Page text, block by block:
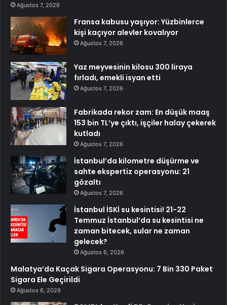
Ağustos 7, 2026
Fransa kabusu yaşıyor: Yüzbinlerce
kişi kaçıyor alevler kovalıyor
Ağustos 7, 2026
Yaz meyvesinin kilosu 300 liraya
fırladı, emekli isyan etti
Ağustos 7, 2026
Fabrikada rekor zam: En düşük maaş
153 bin TL’ye çıktı, işçiler halay çekerek
kutladı
Ağustos 7, 2026
İstanbul’da kilometre düşürme ve
sahte ekspertiz operasyonu: 21
gözaltı
Ağustos 7, 2026
İstanbul İSKİ su kesintisi! 21-22
Temmuz İstanbul’da su kesintisi ne
zaman bitecek, sular ne zaman
gelecek?
Ağustos 6, 2026
Malatya’da Kaçak Sigara Operasyonu: 7 Bin 330 Paket
Sigara Ele Geçirildi
Ağustos 6, 2026